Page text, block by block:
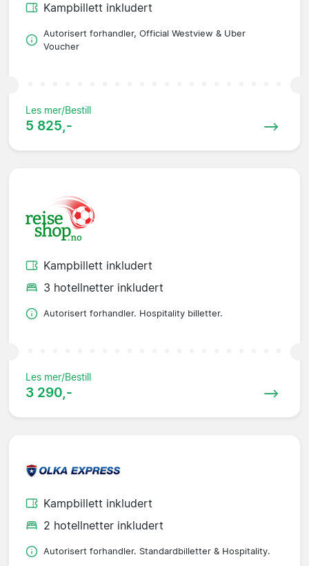
Kampbillett inkludert
Autorisert forhandler, Official Westview & Uber
Voucher
Les mer/Bestill
5 825,-
Kampbillett inkludert
3 hotellnetter inkludert
Autorisert forhandler. Hospitality billetter.
Les mer/Bestill
3 290,-
Kampbillett inkludert
2 hotellnetter inkludert
Autorisert forhandler. Standardbilletter & Hospitality.